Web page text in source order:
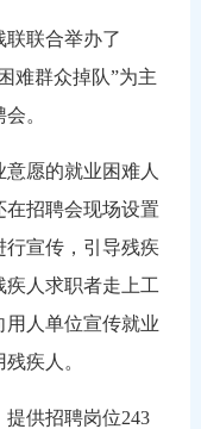
联合举办了
难群众掉队”为主
聘会。
愿的就业困难人
在招聘会现场设置
行宣传，引导残疾
疾人求职者走上工
人单位宣传就业
疾人。
提供招聘岗位243